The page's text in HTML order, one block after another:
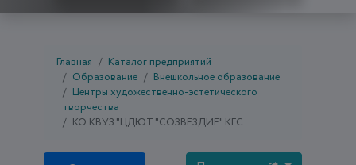
Главная
Каталог предприятий
Образование
Внешкольное образование
Центры художественно-эстетического
творчества
КО КВУЗ "ЦДЮТ "СОЗВЕЗДИЕ" КГС